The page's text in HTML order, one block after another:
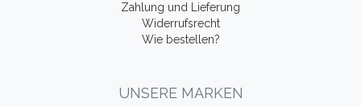
Zahlung und Lieferung
Widerrufsrecht
Wie bestellen?
UNSERE MARKEN